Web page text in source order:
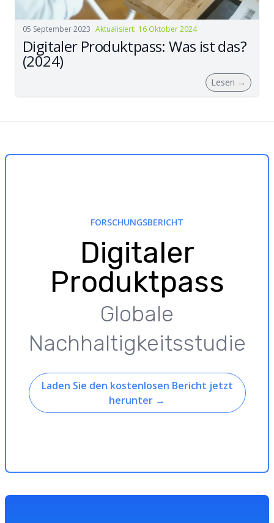
05 September 2023 Aktualisiert: 16 Oktober 2024
Digitaler Produktpass: Was ist das?
(2024)
Lesen →
FORSCHUNGSBERICHT
Digitaler
Produktpass
Globale
Nachhaltigkeitsstudie
Laden Sie den kostenlosen Bericht jetzt
herunter →